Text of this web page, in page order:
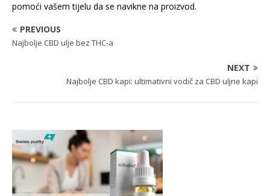
pomoći vašem tijelu da se navikne na proizvod.
PREVIOUS
Najbolje CBD ulje bez THC-a
NEXT
Najbolje CBD kapi: ultimativni vodič za CBD uljne kapi